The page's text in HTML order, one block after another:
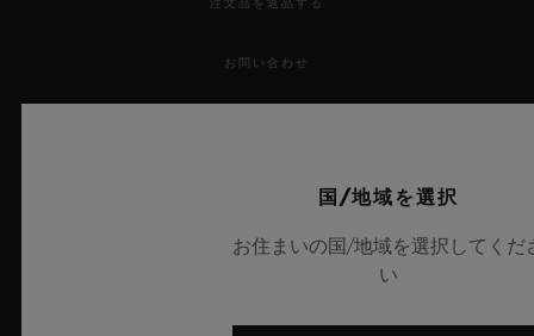
注文品を返品する
お問い合わせ
プライバシー
国/地域を選択
お住まいの国/地域を選択してくだ
い